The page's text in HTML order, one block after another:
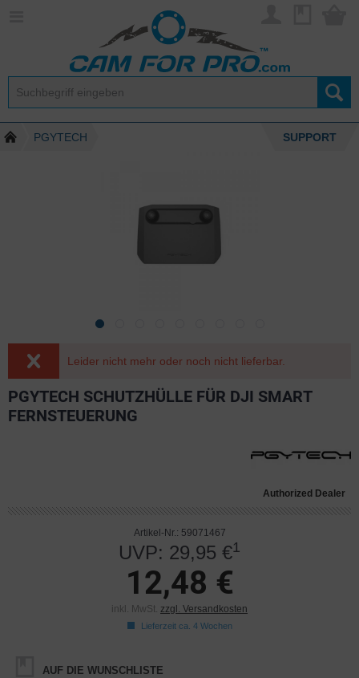
PGYTECH SUPPORT
Leider nicht mehr oder noch nicht lieferbar.
PGYTECH SCHUTZHÜLLE FÜR DJI SMART
FERNSTEUERUNG
Authorized Dealer
Artikel-Nr.: 59071467
UVP: 29,95 €1
12,48 €
inkl. MwSt. zzgl. Versandkosten
Lieferzeit ca. 4 Wochen
AUF DIE WUNSCHLISTE